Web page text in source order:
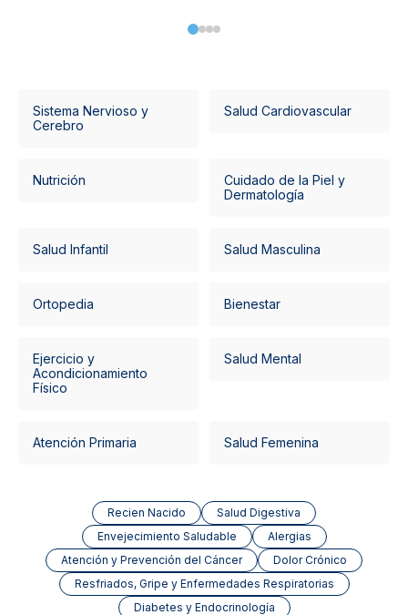
Sistema Nervioso y
Cerebro
Salud Cardiovascular
Nutrición
Cuidado de la Piel y
Dermatología
Salud Infantil Salud Masculina
Ortopedia Bienestar
Ejercicio y
Acondicionamiento
Físico
Salud Mental
Atención Primaria Salud Femenina
Recien Nacido
Salud Digestiva
Envejecimiento Saludable
Alergias
Atención y Prevención del Cáncer
Dolor Crónico
Resfriados, Gripe y Enfermedades Respiratorias
Diabetes y Endocrinología